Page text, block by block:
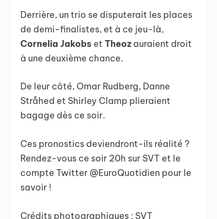
Derrière, un trio se disputerait les places
de demi-finalistes, et à ce jeu-là,
Cornelia Jakobs etTheoz auraient droit
à une deuxième chance.
De leur côté, Omar Rudberg, Danne
Stråhed et Shirley Clamp plieraient
bagage dès ce soir.
Ces pronostics deviendront-ils réalité ?
Rendez-vous ce soir 20h sur SVT et le
compte Twitter @EuroQuotidien pour le
savoir !
Crédits photographiques : SVT